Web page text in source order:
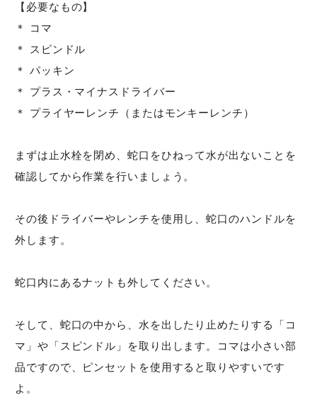
【必要なもの】
＊ コマ
＊ スピンドル
＊ パッキン
＊ プラス・マイナスドライバー
＊ プライヤーレンチ（またはモンキーレンチ）
まずは止水栓を閉め、蛇口をひねって水が出ないことを
確認してから作業を行いましょう。
その後ドライバーやレンチを使用し、蛇口のハンドルを
外します。
蛇口内にあるナットも外してください。
そして、蛇口の中から、水を出したり止めたりする「コ
マ」や「スピンドル」を取り出します。コマは小さい部
品ですので、ピンセットを使用すると取りやすいです
よ。